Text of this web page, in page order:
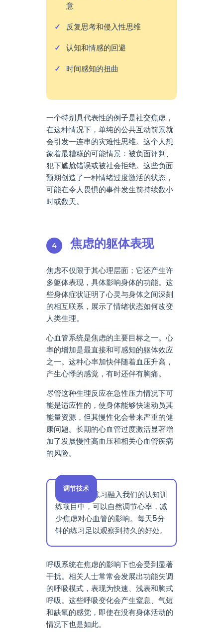
意
反复思考和侵入性思维
认知和情感的回避
时间感知的扭曲
一个特别具代表性的例子是社交焦虑，
在这种情况下，单纯的公共互动前景就
会引发一连串的灾难性思维。这个人想
象着最糟糕的可能情景：被负面评判、
犯下尴尬错误或被社会拒绝。这些负面
预期创造了一种情绪过度激活的状态，
可能在令人畏惧的事件发生前持续数小
时或数天。
焦虑的躯体表现
焦虑不仅限于其心理层面；它还产生许
多躯体表现，具体影响身体的功能。这
些身体症状证明了心灵与身体之间深刻
的相互联系，展示了情绪状态如何改变
人类生理。
心血管系统是焦虑的主要目标之一。心
率的增加是最直接和可感知的躯体效应
之一。这种心率加快伴随着血压升高，
产生心悸的感觉，有时还伴有胸痛。
尽管这种生理反应在急性压力情况下可
能是适应性的，使身体能够快速动员其
能量资源，但其慢性化会带来严重的健
康问题。长期的心血管过度激活显著增
加了发展慢性高血压和相关心血管疾病
的风险。
调节技术
心脏一致性练习融入我们的认知训
练项目中，可以自然调节心率，减
少焦虑对心血管的影响。每天5分
钟的练习足以观察到持久的好处。
呼吸系统在焦虑的影响下也会受到显著
干扰。相关人士常常会发展出功能失调
的呼吸模式，表现为快速、浅表和胸式
呼吸。这些呼吸变化会产生窒息、气短
和缺氧的感觉，即使在没有身体活动的
情况下也是如此。